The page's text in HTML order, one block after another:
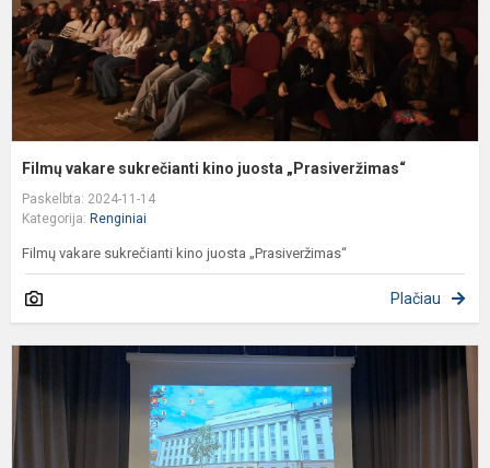
Filmų vakare sukrečianti kino juosta „Prasiveržimas“
Paskelbta: 2024-11-14
Kategorija: Renginiai
Filmų vakare sukrečianti kino juosta „Prasiveržimas“
Plačiau